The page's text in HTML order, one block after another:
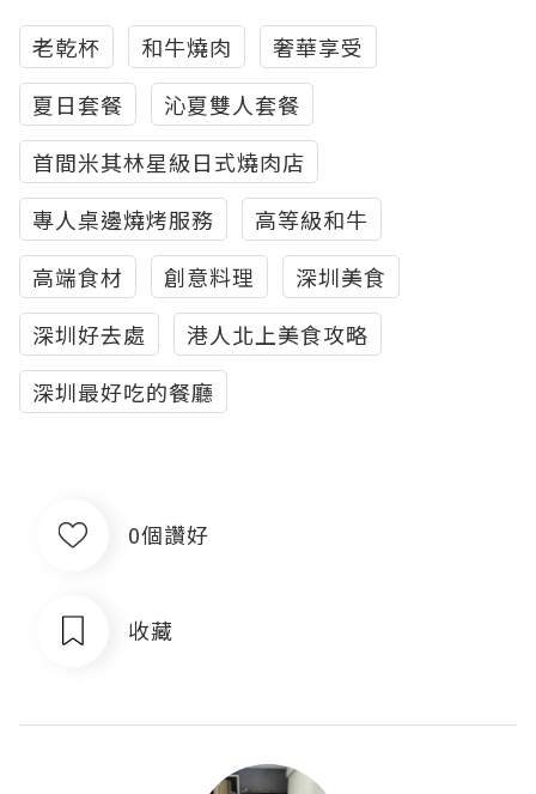
老乾杯 和牛燒肉
奢華享受
夏日套餐
沁夏雙人套餐
首間米其林星級日式燒肉店
專人桌邊燒烤服務
高等級和牛
高端食材
創意料理
深圳美食
深圳好去處
港人北上美食攻略
深圳最好吃的餐廳
0個讚好
收藏